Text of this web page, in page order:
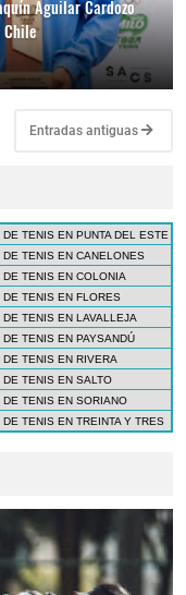
Aguilar Cardozo
Chile
Entradas antiguas
DE TENIS EN PUNTA DEL ESTE
DE TENIS EN CANELONES
DE TENIS EN COLONIA
DE TENIS EN FLORES
DE TENIS EN LAVALLEJA
DE TENIS EN PAYSANDÚ
DE TENIS EN RIVERA
DE TENIS EN SALTO
DE TENIS EN SORIANO
DE TENIS EN TREINTA Y TRES